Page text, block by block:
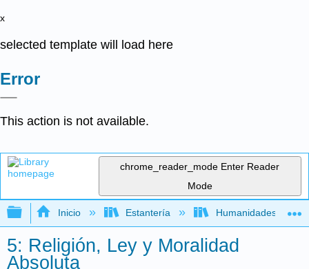
x
selected template will load here
Error
This action is not available.
chrome_reader_mode Enter Reader
Mode
Expandir/contraer jerarquía global
Inicio Estantería Humanidades
5: Religión, Ley y Moralidad
Absoluta